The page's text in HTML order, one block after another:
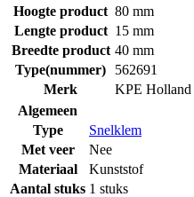
Hoogte product 80 mm
Lengte product 15 mm
Breedte product 40 mm
Type(nummer)
562691
Merk
KPE Holland
Algemeen
Type
Snelklem
Met veer
Nee
Materiaal
Kunststof
Aantal stuks 1 stuks